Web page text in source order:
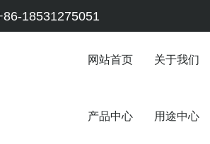
18531275051
网站首页 关于我们
产品中心 用途中心